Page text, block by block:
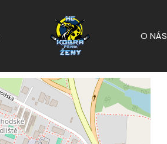
O NÁS